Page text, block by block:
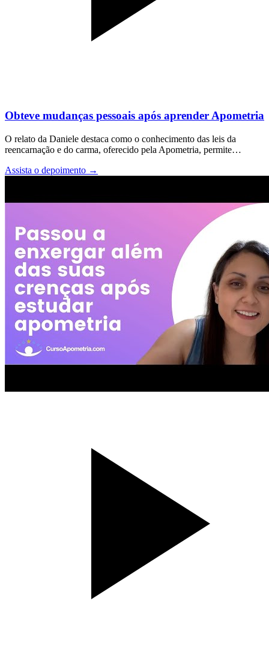
Obteve mudanças pessoais após aprender Apometria
O relato da Daniele destaca como o conhecimento das leis da
reencarnação e do carma, oferecido pela Apometria, permite…
Assista o depoimento →